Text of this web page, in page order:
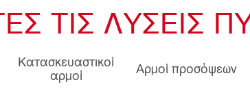
ΤΙΣ ΛΎΣΕΙΣ
Κατασκευαστικοί
αρμοί
Αρμοί προσόψεων